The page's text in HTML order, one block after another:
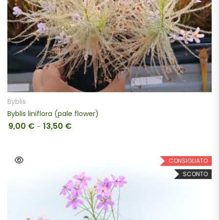
SCEGLI
Byblis
Byblis liniflora (pale flower)
9,00 € - 13,50 €
CONSIGLIATO
SCONTO